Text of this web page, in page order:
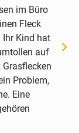
im Büro
Fleck
Ihr Kind hat
auf
Problem,
Eine